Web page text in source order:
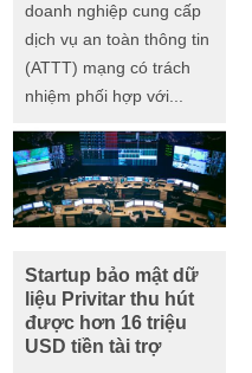
doanh nghiệp cung cấp
dịch vụ an toàn thông tin
(ATTT) mạng có trách
nhiệm phối hợp với...
Startup bảo mật dữ
liệu Privitar thu hút
được hơn 16 triệu
USD tiền tài trợ